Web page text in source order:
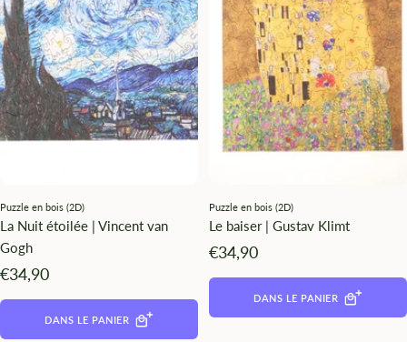
Puzzle en bois (2D)
La Nuit étoilée | Vincent van
Gogh
Angebotspreis
€34,90
DANS LE PANIER
Puzzle en bois (2D)
Le baiser | Gustav Klimt
Angebotspreis
€34,90
DANS LE PANIER